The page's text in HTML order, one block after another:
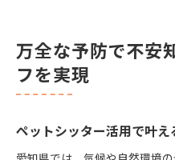
万全な予防で不安
フを実現
ペットシッター活用で叶